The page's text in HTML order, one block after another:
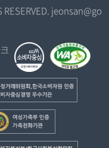
jeonsan@go
공
정
거
래
위
여
성